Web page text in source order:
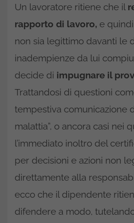
Un lavoratore ritiene che il
rapporto di lavoro, e
non sia legittimo davanti le
inadempienze da lui
decide di impugnare il
Trattandosi di questioni
tempestiva comunicazione
malattia”, o ancora casi nei
l’immediato inoltro del
per decisioni e azioni non
direttamente alla
ecco che il dipendente
difendere a modo,